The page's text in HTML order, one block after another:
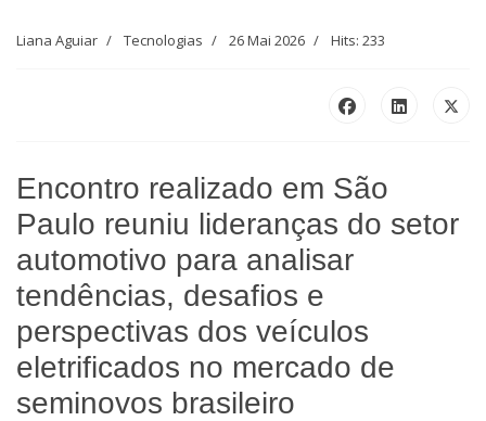
Liana Aguiar Tecnologias 26 Mai 2026 Hits: 233
Encontro realizado em São
Paulo reuniu lideranças do setor
automotivo para analisar
tendências, desafios e
perspectivas dos veículos
eletrificados no mercado de
seminovos brasileiro